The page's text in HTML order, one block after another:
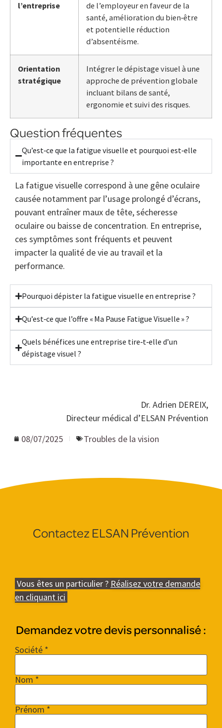
l’entreprise
de l’employeur en faveur de la
santé, amélioration du bien‑être
et potentielle réduction
d’absentéisme.
Orientation
stratégique
Intégrer le dépistage visuel à une
approche de prévention globale
incluant bilans de santé,
ergonomie et suivi des risques.
Question fréquentes
Qu’est‑ce que la fatigue visuelle et pourquoi est‑elle
importante en entreprise ?
La fatigue visuelle correspond à une gêne oculaire
causée notamment par l’usage prolongé d’écrans,
pouvant entraîner maux de tête, sécheresse
oculaire ou baisse de concentration. En entreprise,
ces symptômes sont fréquents et peuvent
impacter la qualité de vie au travail et la
performance.
Pourquoi dépister la fatigue visuelle en entreprise ?
Qu’est‑ce que l’offre « Ma Pause Fatigue Visuelle » ?
Quels bénéfices une entreprise tire‑t‑elle d’un
dépistage visuel ?
Dr. Adrien DEREIX,
Directeur médical d’ELSAN Prévention
08/07/2025
Troubles de la vision
Contactez ELSAN Prévention
Vous êtes un particulier ? Réalisez votre demande
en cliquant ici
Demandez votre devis personnalisé :
Société *
Nom *
Prénom *